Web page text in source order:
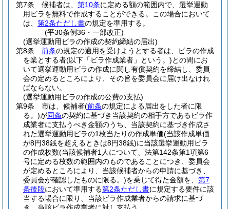
第7条
候補者は、 第10条に定める額の範囲内で、選挙運動
用ビラを無料で作成することができる。
この場合において
は、 第2条ただし書の規定を準用する。
(平30条例36・一部改正)
(選挙運動用ビラの作成の契約締結の届出)
第8条
前条の規定の適用を受けようとする者は、ビラの作成
を業とする者(以下「ビラ作成業者」という。)との間にお
いて選挙運動用ビラの作成に関し有償契約を締結し、委員
会の定めるところにより、その旨を委員会に届け出なけれ
ばならない。
(選挙運動用ビラの作成の公費の支払)
第9条
市は、候補者(前条の規定による届出をした者に限
る。)が同条の契約に基づき当該契約の相手方であるビラ作
成業者に支払うべき金額のうち、当該契約に基づき作成さ
れた選挙運動用ビラの1枚当たりの作成単価(当該作成単価
が8円38銭を超えるときは8円38銭)に当該選挙運動用ビラ
の作成枚数(当該候補者1人について、法第142条第1項第6
号に定める枚数の範囲内のものであることにつき、委員会
が定めるところにより、当該候補者からの申請に基づき、
委員会が確認したものに限る。)を乗じて得た金額を、 第7
条後段において準用する第2条ただし書に規定する要件に該
当する場合に限り、当該ビラ作成業者からの請求に基づ